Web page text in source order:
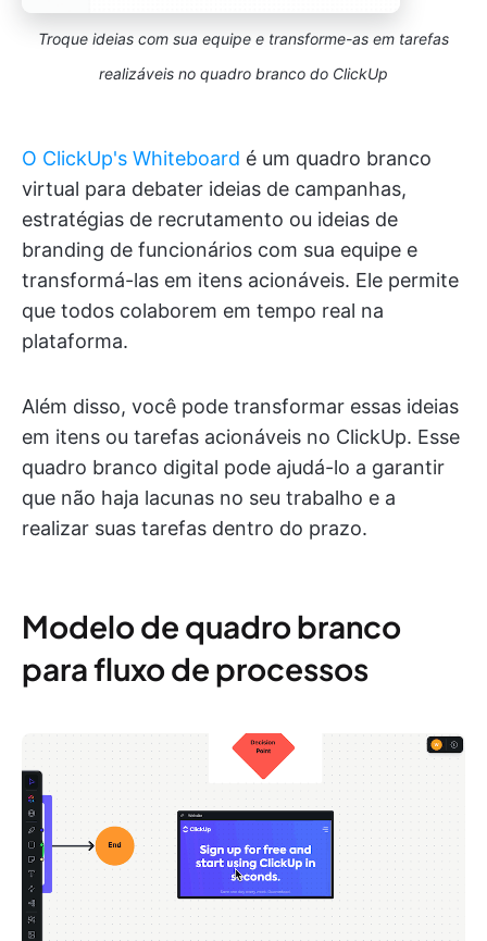
Troque ideias com sua equipe e transforme-as em tarefas
realizáveis no quadro branco do ClickUp
O ClickUp's Whiteboard é um quadro branco
virtual para debater ideias de campanhas,
estratégias de recrutamento ou ideias de
branding de funcionários com sua equipe e
transformá-las em itens acionáveis. Ele permite
que todos colaborem em tempo real na
plataforma.
Além disso, você pode transformar essas ideias
em itens ou tarefas acionáveis no ClickUp. Esse
quadro branco digital pode ajudá-lo a garantir
que não haja lacunas no seu trabalho e a
realizar suas tarefas dentro do prazo.
Modelo de quadro branco
para fluxo de processos